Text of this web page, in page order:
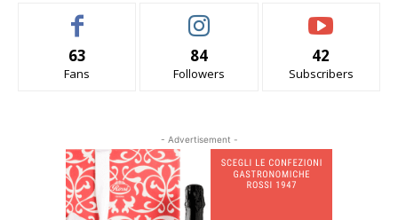
63
Fans
84
Followers
42
Subscribers
- Advertisement -